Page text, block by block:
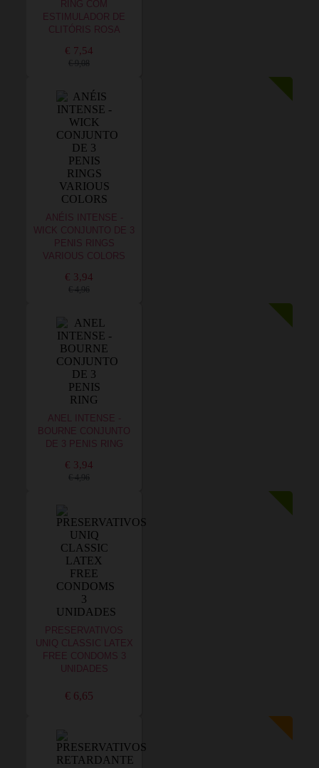
RING COM
ESTIMULADOR DE
CLITÓRIS ROSA
€ 7,54
€ 9,08
ANÉIS INTENSE -
WICK CONJUNTO DE 3
PENIS RINGS
VARIOUS COLORS
€ 3,94
€ 4,96
ANEL INTENSE -
BOURNE CONJUNTO
DE 3 PENIS RING
€ 3,94
€ 4,96
PRESERVATIVOS
UNIQ CLASSIC LATEX
FREE CONDOMS 3
UNIDADES
€ 6,65